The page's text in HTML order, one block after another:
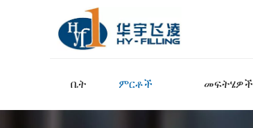
ቤት ምርቶች መፍትሄዎች